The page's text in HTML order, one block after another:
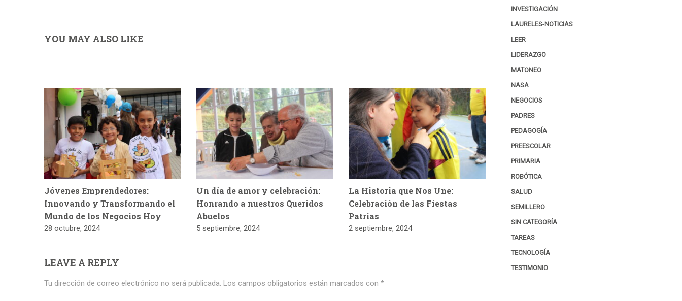
YOU MAY ALSO LIKE
Jóvenes Emprendedores:
Innovando y Transformando el
Mundo de los Negocios Hoy
28 octubre, 2024
Un día de amor y celebración:
Honrando a nuestros Queridos
Abuelos
5 septiembre, 2024
La Historia que Nos Une:
Celebración de las Fiestas
Patrias
2 septiembre, 2024
LEAVE A REPLY
Tu dirección de correo electrónico no será publicada. Los campos obligatorios están marcados con *
INVESTIGACIÓN
LAURELES-NOTICIAS
LEER
LIDERAZGO
MATONEO
NASA
NEGOCIOS
PADRES
PEDAGOGÍA
PREESCOLAR
PRIMARIA
ROBÓTICA
SALUD
SEMILLERO
SIN CATEGORÍA
TAREAS
TECNOLOGÍA
TESTIMONIO